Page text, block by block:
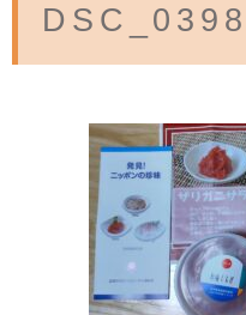
DSC_0398